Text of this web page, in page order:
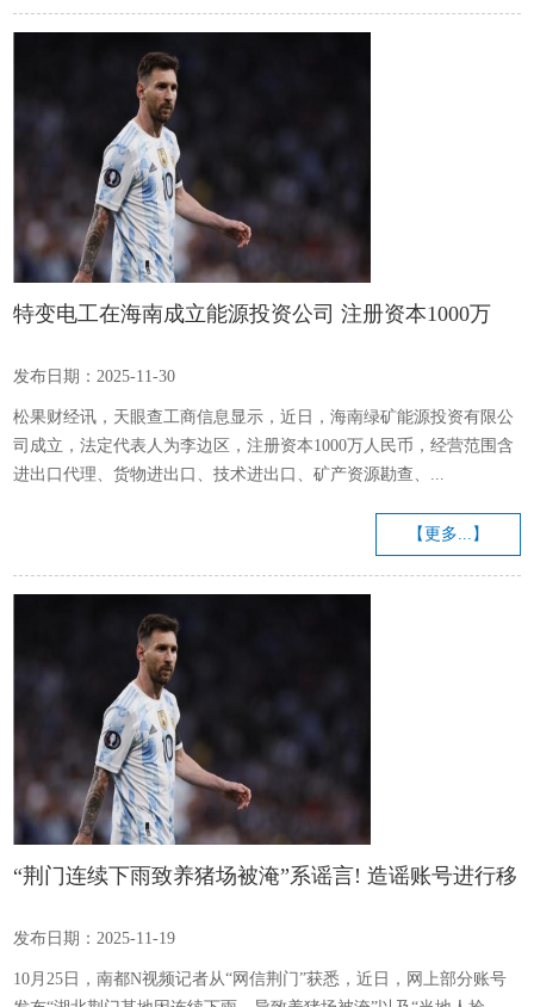
特变电工在海南成立能源投资公司 注册资本1000万
发布日期：2025-11-30
松果财经讯，天眼查工商信息显示，近日，海南绿矿能源投资有限公
司成立，法定代表人为李边区，注册资本1000万人民币，经营范围含
进出口代理、货物进出口、技术进出口、矿产资源勘查、...
【更多...】
“荆门连续下雨致养猪场被淹”系谣言! 造谣账号进行移
发布日期：2025-11-19
10月25日，南都N视频记者从“网信荆门”获悉，近日，网上部分账号